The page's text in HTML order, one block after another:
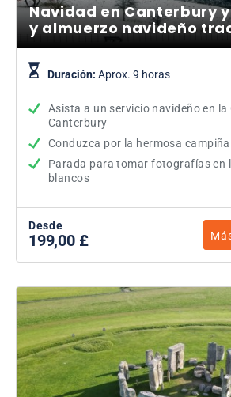
Navidad en Canterbury
y almuerzo navideño
Duración: Aprox. 9 horas
Asista a un servicio navideño en la
Canterbury
Conduzca por la hermosa campiña
Parada para tomar fotografías en
blancos
Desde
199,00 £